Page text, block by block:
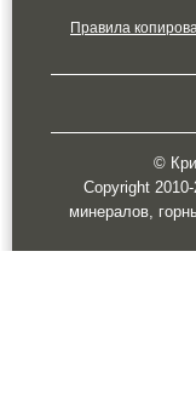
Правила
©
Copyright
минералов,